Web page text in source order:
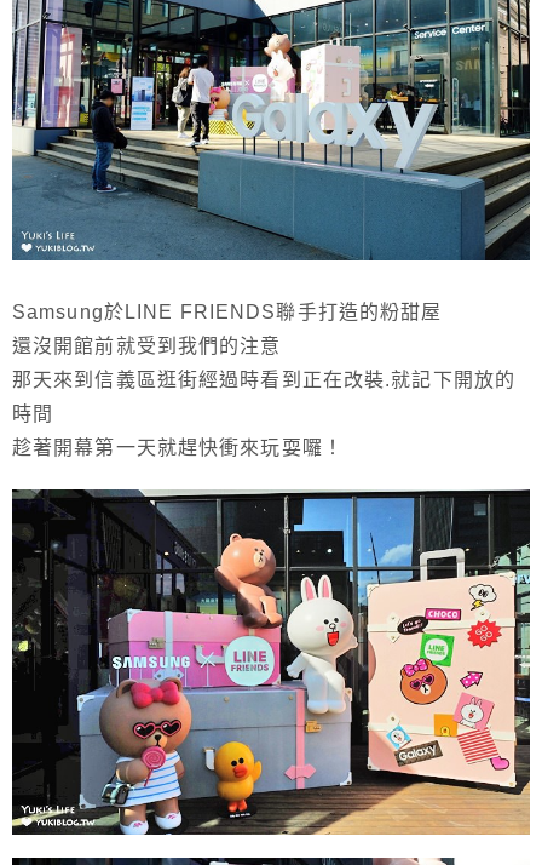
Samsung於LINE FRIENDS聯手打造的粉甜屋
還沒開館前就受到我們的注意
那天來到信義區逛街經過時看到正在改裝.就記下開放的
時間
趁著開幕第一天就趕快衝來玩耍囉！